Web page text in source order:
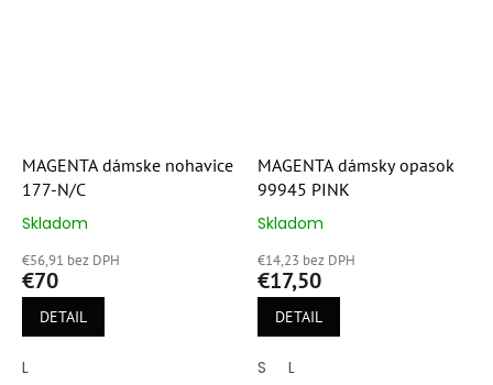
MAGENTA dámske nohavice
177-N/C
Priemerné
produktu
je
5,0
hviezdičiek.
Skladom
€56,91 bez DPH
€70
DETAIL
L
MAGENTA dámsky opasok
99945 PINK
Priemerné
produktu
je
4,5
hviezdičiek.
Skladom
€14,23 bez DPH
€17,50
DETAIL
S L